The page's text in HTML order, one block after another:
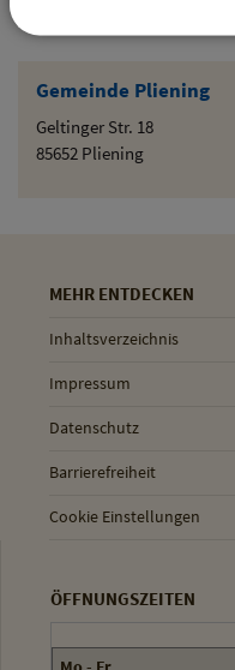
Gemeinde Pliening
Geltinger Str. 18
85652 Pliening
MEHR ENTDECKEN
Inhaltsverzeichnis
Impressum
Datenschutz
Barrierefreiheit
Cookie Einstellungen
ÖFFNUNGSZEITEN